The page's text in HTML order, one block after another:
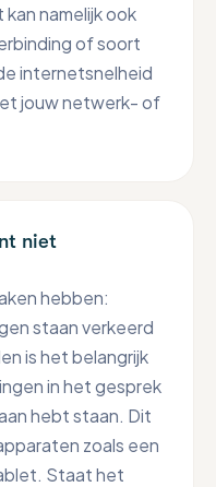
namelijk ook
of soort
internetsnelheid
jouw netwerk- of
niet
hebben:
staan verkeerd
is het belangrijk
in het gesprek
hebt staan. Dit
zoals een
Staat het